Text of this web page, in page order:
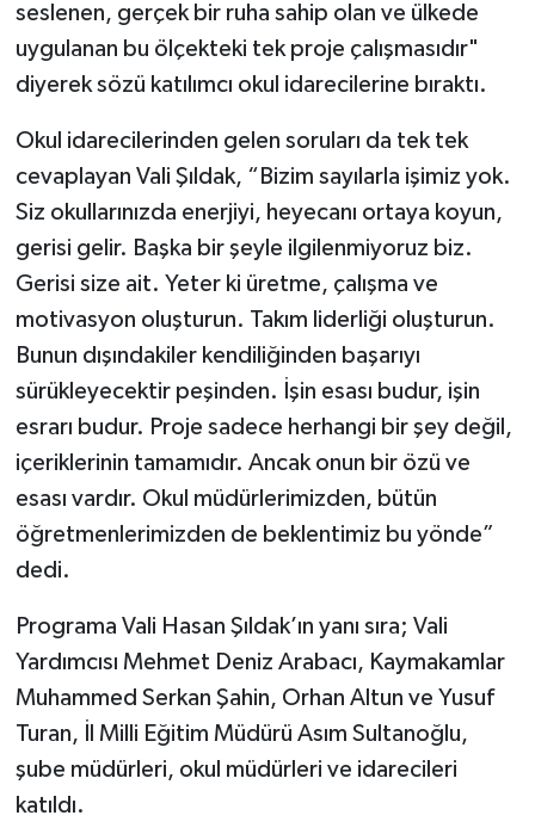
seslenen, gerçek bir ruha sahip olan ve ülkede
uygulanan bu ölçekteki tek proje çalışmasıdır"
diyerek sözü katılımcı okul idarecilerine bıraktı.
Okul idarecilerinden gelen soruları da tek tek
cevaplayan Vali Şıldak, “Bizim sayılarla işimiz yok.
Siz okullarınızda enerjiyi, heyecanı ortaya koyun,
gerisi gelir. Başka bir şeyle ilgilenmiyoruz biz.
Gerisi size ait. Yeter ki üretme, çalışma ve
motivasyon oluşturun. Takım liderliği oluşturun.
Bunun dışındakiler kendiliğinden başarıyı
sürükleyecektir peşinden. İşin esası budur, işin
esrarı budur. Proje sadece herhangi bir şey değil,
içeriklerinin tamamıdır. Ancak onun bir özü ve
esası vardır. Okul müdürlerimizden, bütün
öğretmenlerimizden de beklentimiz bu yönde”
dedi.
Programa Vali Hasan Şıldak’ın yanı sıra; Vali
Yardımcısı Mehmet Deniz Arabacı, Kaymakamlar
Muhammed Serkan Şahin, Orhan Altun ve Yusuf
Turan, İl Milli Eğitim Müdürü Asım Sultanoğlu,
şube müdürleri, okul müdürleri ve idarecileri
katıldı.